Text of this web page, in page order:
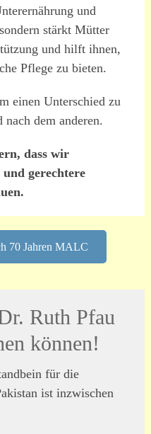
und
stärkt Mütter
und hilft ihnen,
Pflege zu bieten.
einen Unterschied zu
nach dem anderen.
dass wir
und gerechtere
70 Jahren MALC
Ruth Pfau
können!
für die
ist inzwischen